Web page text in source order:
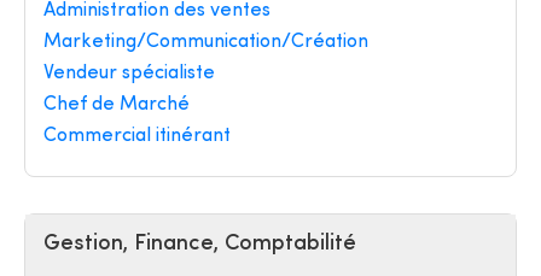
Administration des ventes
Marketing/Communication/Création
Vendeur spécialiste
Chef de Marché
Commercial itinérant
Gestion, Finance, Comptabilité